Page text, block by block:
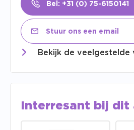
Bel: +31 (0) 75-6150141
Stuur ons een email
Bekijk de veelgestelde
Interresant bij dit